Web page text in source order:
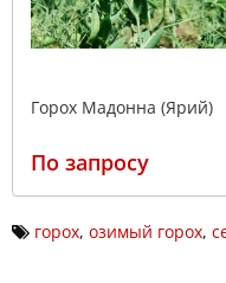
Горох Мадонна (Ярий)
По запросу
горох, озимый горох,